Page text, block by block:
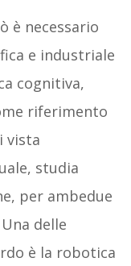
è necessario
e industriale
cognitiva,
riferimento
vista
studia
per ambedue
delle
è la robotica